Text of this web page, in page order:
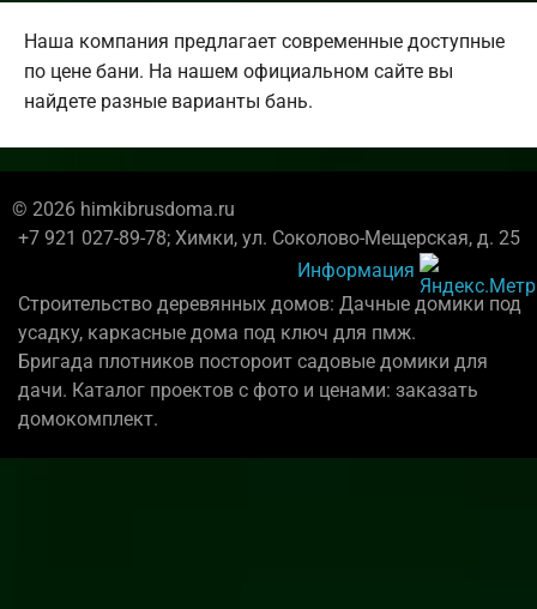
Наша компания предлагает современные доступные
по цене бани. На нашем официальном сайте вы
найдете разные варианты бань.
© 2026 himkibrusdoma.ru
+7 921 027-89-78; Химки, ул. Соколово-Мещерская, д. 25
Информация
Строительство деревянных домов: Дачные домики под
усадку, каркасные дома под ключ для пмж.
Бригада плотников постороит садовые домики для
дачи. Каталог проектов с фото и ценами: заказать
домокомплект.